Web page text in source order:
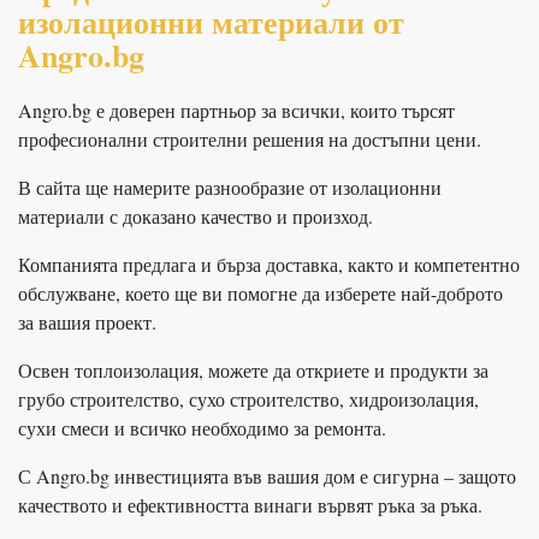
изолационни материали от
Angro.bg
Angro.bg е доверен партньор за всички, които търсят
професионални строителни решения на достъпни цени.
В сайта ще намерите разнообразие от изолационни
материали с доказано качество и произход.
Компанията предлага и бърза доставка, както и компетентно
обслужване, което ще ви помогне да изберете най-доброто
за вашия проект.
Освен топлоизолация, можете да откриете и продукти за
грубо строителство, сухо строителство, хидроизолация,
сухи смеси и всичко необходимо за ремонта.
С Angro.bg инвестицията във вашия дом е сигурна – защото
качеството и ефективността винаги вървят ръка за ръка.